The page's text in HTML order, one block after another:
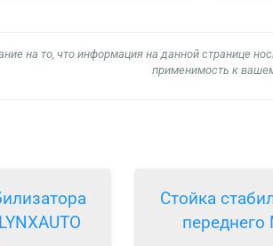
на то, что информация на данной странице
применимость к
Стойка
переднего